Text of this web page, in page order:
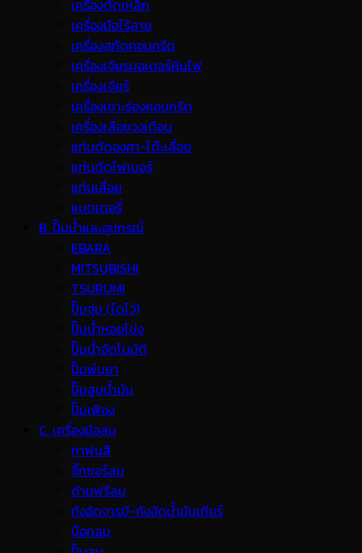
เครื่องตัดเหล็ก
เครื่องมือไร้สาย
เครื่องสกัดคอนกรีต
เครื่องเจียรมอเตอร์หินไฟ
เครื่องเจียร์
เครื่องเซาะร่องคอนกรีต
เครื่องเลื่อยวงเดือน
แท่นตัดองศา-โต๊ะเลื่อย
แท่นตัดไฟเบอร์
แท่นเลื่อย
แบตเตอรี่
B. ปั๊มน้ำและอุปกรณ์
EBARA
MITSUBISHI
TSURUMI
ปั๊มจุ่ม (ไดโว่)
ปั๊มน้ำหอยโข่ง
ปั๊มน้ำอัตโนมัติ
ปั๊มพ่นยา
ปั๊มสูบน้ำมัน
ปั๊มเฟือง
C. เครื่องมือลม
กาพ่นสี
จิ๊กซอร์ลม
ด้ามฟรีลม
ถังอัดจารบี-ถังอัดน้ำมันเกียร์
บ๊อกลม